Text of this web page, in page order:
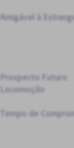
Amigável à
Prospecto Futuro
Locomoção
Tempo de